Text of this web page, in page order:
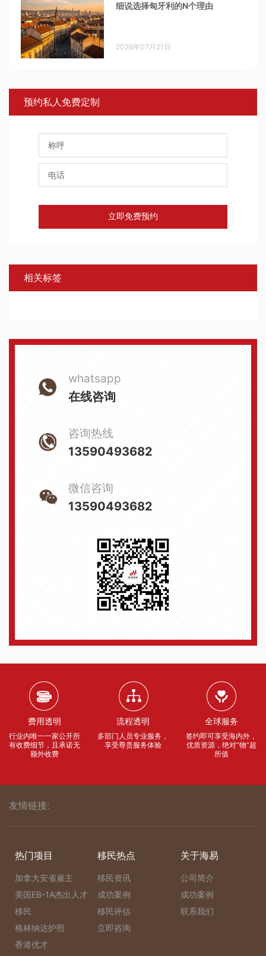
细说选择匈牙利的N个理由
2026年07月21日
预约私人免费定制
立即免费预约
相关标签
whatsapp
在线咨询
咨询热线
13590493682
微信咨询
13590493682
费用透明
行业内唯一一家公开所
有收费细节，且承诺无
额外收费
流程透明
多部门人员专业服务，
享受尊贵服务体验
全球服务
签约即可享受海内外，
优质资源，绝对“物”超
所值
友情链接:
热门项目
加拿大安省雇主
美国EB-1A杰出人才
移民
格林纳达护照
香港优才
移民热点
移民资讯
成功案例
移民评估
立即咨询
关于海易
公司简介
成功案例
联系我们